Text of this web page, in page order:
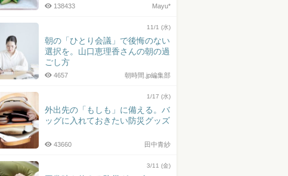
Mayu*
138433
11/1 (水)
朝の「ひとり会議」で後悔のない
選択を。山口恵理香さんの朝の過
ごし方
朝時間.jp編集部
4657
1/17 (水)
外出先の「もしも」に備える。バ
ッグに入れておきたい防災グッズ
田中青紗
43660
3/11 (金)